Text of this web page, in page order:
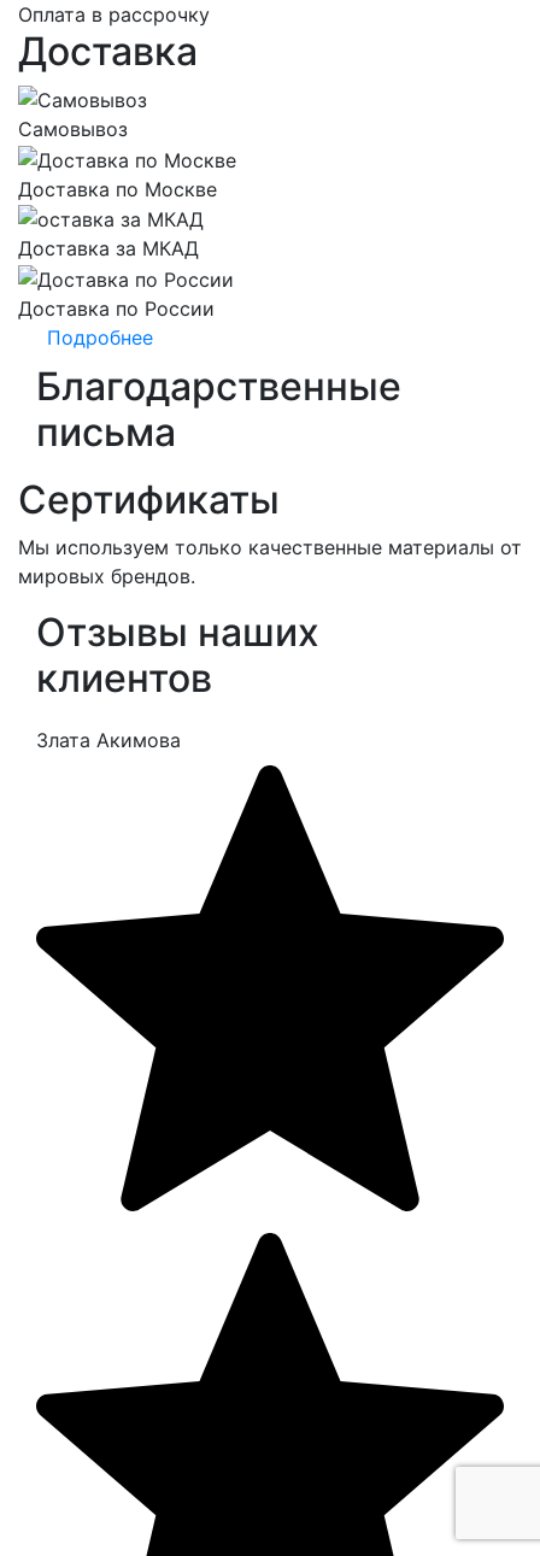
Оплата в рассрочку
Доставка
Самовывоз
Доставка по Москве
Доставка за МКАД
Доставка по России
Подробнее
Благодарственные
письма
Сертификаты
Мы используем только качественные материалы от
мировых брендов.
Отзывы наших
клиентов
Злата Акимова